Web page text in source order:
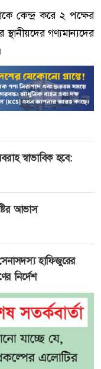
কেন্দ্র করে ২ পক্ষের
গণ্যমান্যদের
স্বাভাবিক হবে:
আভাস
হাফিজুরের
নির্দেশ